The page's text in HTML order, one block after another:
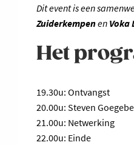
Dit event is een
Zuiderkempenen Voka
Het
19.30u: Ontvangst
20.00u: Steven
21.00u: Netwerking
22.00u: Einde